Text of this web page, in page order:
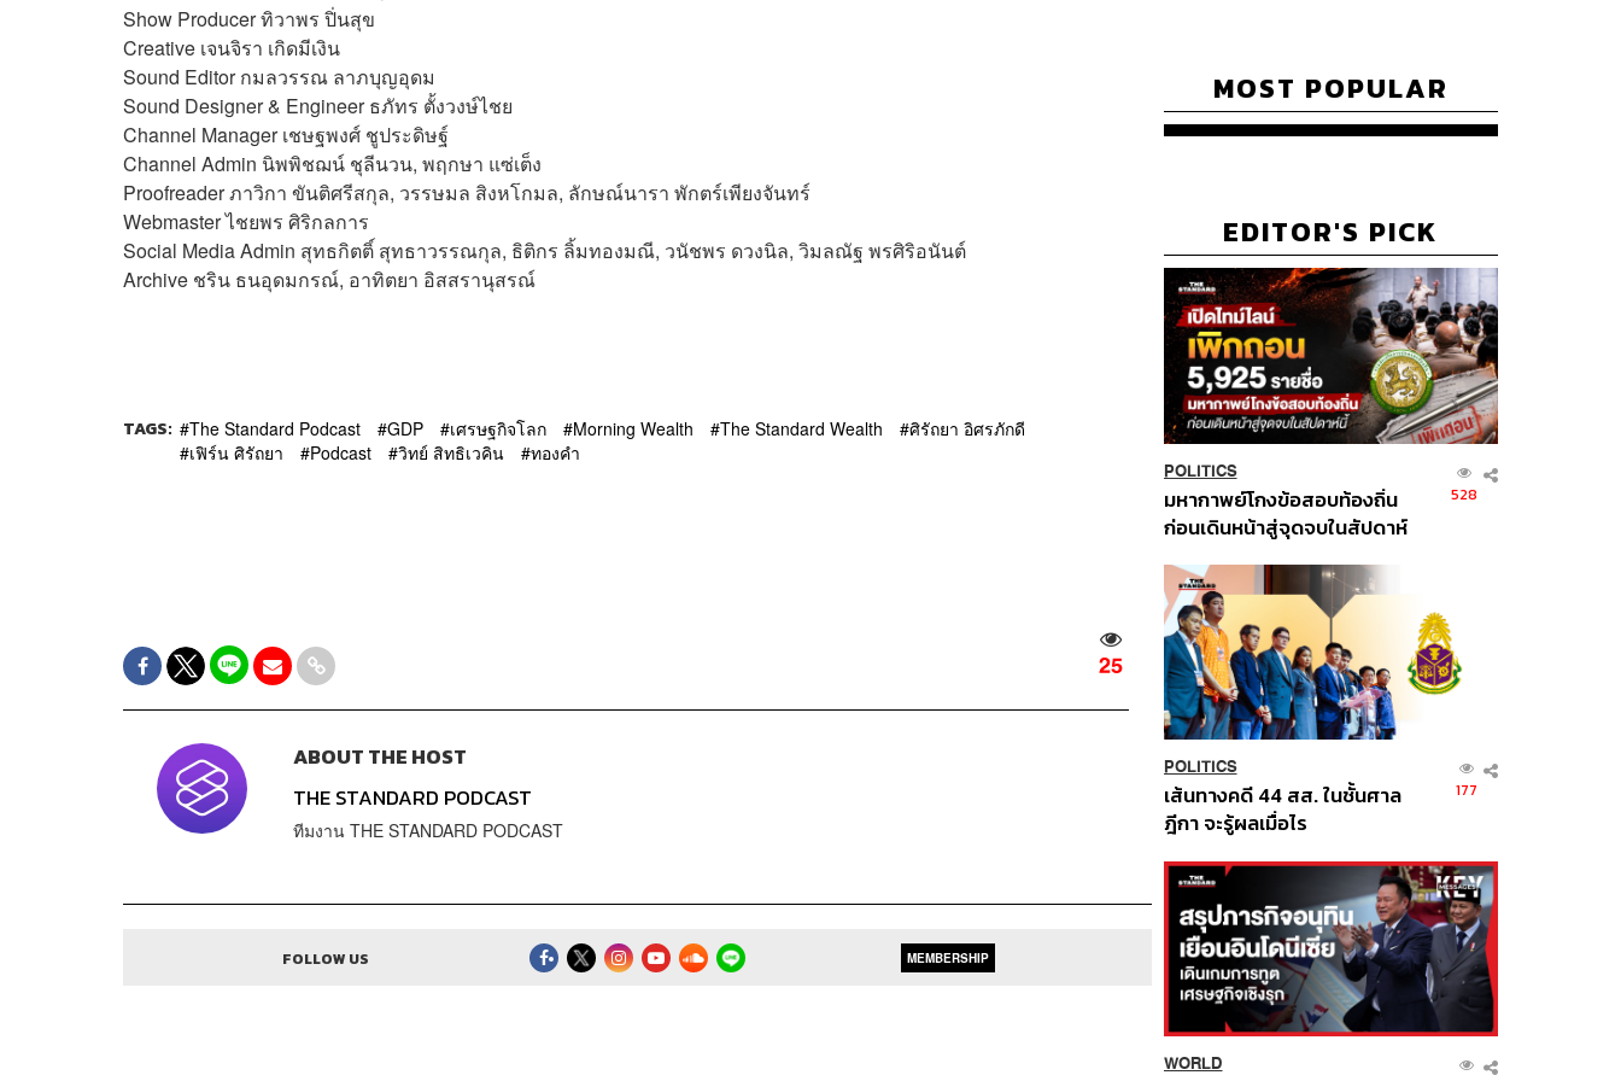
Show Producer ทิวาพร ปิ่นสุข
Creative เจนจิรา เกิดมีเงิน
Sound Editorกมลวรรณ ลาภบุญอุดม
Sound Designer & Engineer ธภัทร ตั้งวงษ์ไชย
Channel Manager เชษฐพงศ์ ชูประดิษฐ์
Channel Admin นิพพิชฌน์ ชุลีนวน, พฤกษา แซ่เต็ง
Proofreader ภาวิกา ขันติศรีสกุล, วรรษมล สิงหโกมล, ลักษณ์นารา พักตร์เพียงจันทร์
Webmasterไชยพร ศิริกลการ
Social Media Admin สุทธกิตติ์​ สุทธาวรรณกุล, ธิติกร ลิ้มทองมณี, วนัชพร ดวงนิล, วิมลณัฐ พรศิริอนันต์
Archive ชริน ธนอุดมกรณ์, อาทิตยา อิสสรานุสรณ์
TAGS: The Standard Podcast GDP เศรษฐกิจโลก Morning Wealth The Standard Wealth
ศิรัถยา อิศรภักดี
เฟิร์น ศิรัถยา
Podcast วิทย์ สิทธิเวคิน ทองคำ
25
ABOUT THE HOST
THE STANDARD PODCAST
ทีมงาน THE STANDARD PODCAST
FOLLOW US MEMBERSHIP
MOST POPULAR
EDITOR'S PICK
POLITICS
มหากาพย์โกงข้อสอบท้องถิ่น
ก่อนเดินหน้าสู่จุดจบในสัปดาห์
528
POLITICS
เส้นทางคดี 44 สส. ในชั้นศาล
ฎีกา จะรู้ผลเมื่อไร
177
WORLD